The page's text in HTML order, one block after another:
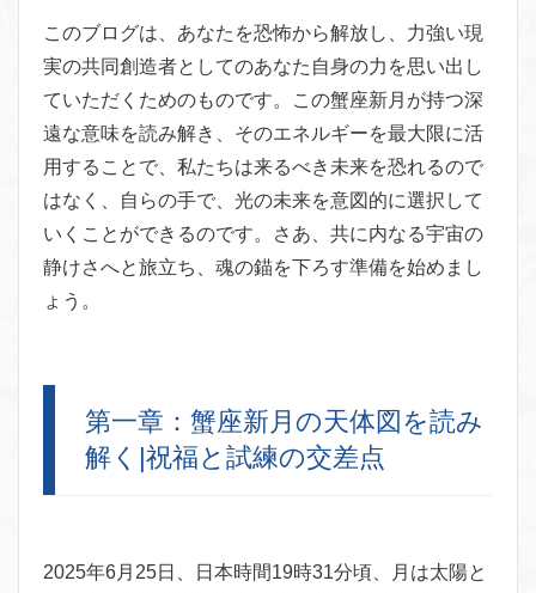
このブログは、あなたを恐怖から解放し、力強い現
実の共同創造者としてのあなた自身の力を思い出し
ていただくためのものです。この蟹座新月が持つ深
遠な意味を読み解き、そのエネルギーを最大限に活
用することで、私たちは来るべき未来を恐れるので
はなく、自らの手で、光の未来を意図的に選択して
いくことができるのです。さあ、共に内なる宇宙の
静けさへと旅立ち、魂の錨を下ろす準備を始めまし
ょう。
第一章：蟹座新月の天体図を読み
解く|祝福と試練の交差点
2025年6月25日、日本時間19時31分頃、月は太陽と